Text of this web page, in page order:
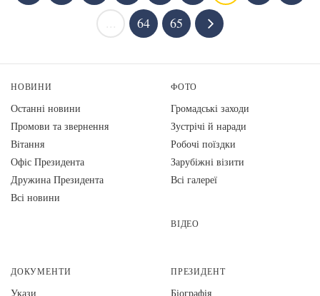
64 65
НОВИНИ
Останні новини
Промови та звернення
Вiтання
Офіс Президента
Дружина Президента
Всі новини
ФОТО
Громадські заходи
Зустрічі й наради
Робочі поїздки
Зарубіжні візити
Всі галереї
ВІДЕО
ДОКУМЕНТИ
Укази
ПРЕЗИДЕНТ
Біографія